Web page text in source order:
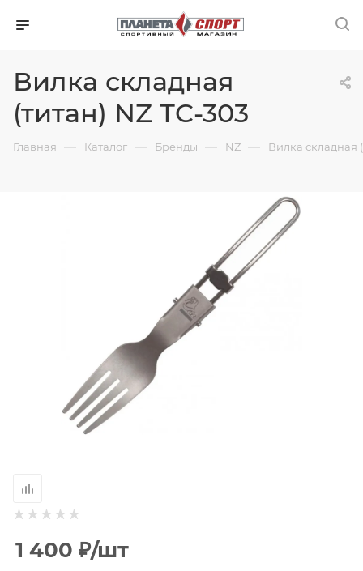
Вилка складная
(титан) NZ TC-303
Главная — Каталог — Бренды — NZ — Вилка складная
1 400 ₽/шт